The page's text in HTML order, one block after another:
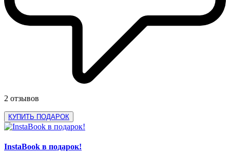
2 отзывов
КУПИТЬ ПОДАРОК
InstaBook в подарок!